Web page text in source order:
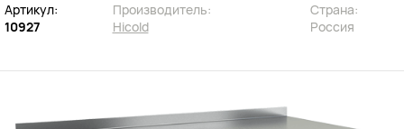
Артикул:
10927
Производитель:
Hicold
Страна:
Россия